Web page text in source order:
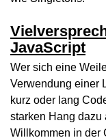
JavaScript
Wer sich eine
Verwendung einer
kurz oder lang
starken Hang dazu
Willkommen in der